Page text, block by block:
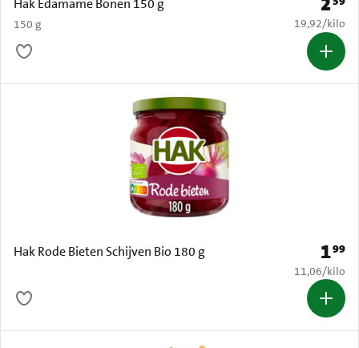
Hak Edamame Bonen 150 g
150 g
€ 19,92 per
19,92/kilo
Hak Rode Bieten Schijven Bio 180 g Prijs:
199
€ 11,06 per
11,06/kilo